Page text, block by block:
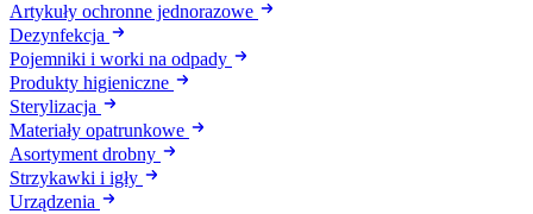
Artykuły ochronne jednorazowe
Dezynfekcja
Pojemniki i worki na odpady
Produkty higieniczne
Sterylizacja
Materiały opatrunkowe
Asortyment drobny
Strzykawki i igły
Urządzenia